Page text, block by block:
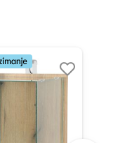
Dodaj
Uporedi